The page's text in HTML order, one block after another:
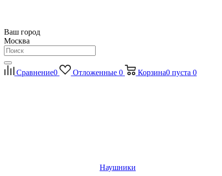
Ваш город
Москва
Сравнение0 Отложенные 0 Корзина0 пуста 0
Наушники